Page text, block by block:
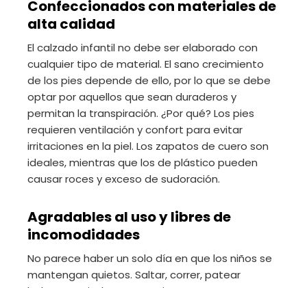
Confeccionados con materiales de
alta calidad
El calzado infantil no debe ser elaborado con
cualquier tipo de material. El sano crecimiento
de los pies depende de ello, por lo que se debe
optar por aquellos que sean duraderos y
permitan la transpiración. ¿Por qué? Los pies
requieren ventilación y confort para evitar
irritaciones en la piel. Los zapatos de cuero son
ideales, mientras que los de plástico pueden
causar roces y exceso de sudoración.
Agradables al uso y libres de
incomodidades
No parece haber un solo día en que los niños se
mantengan quietos. Saltar, correr, patear